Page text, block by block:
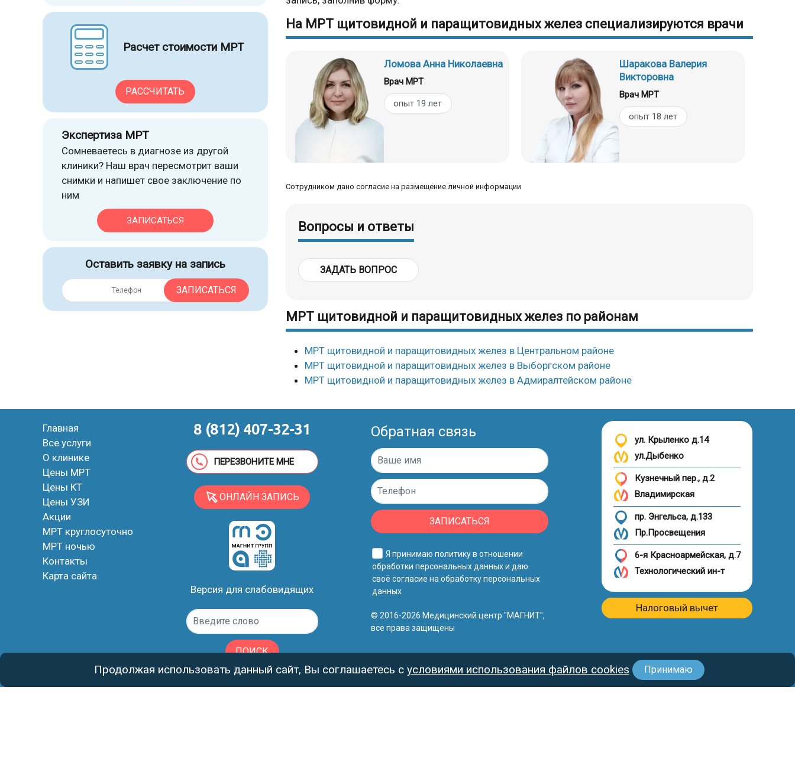
Расчет стоимости МРТ
РАССЧИТАТЬ
Экспертиза МРТ
Сомневаетесь в диагнозе из другой
клиники? Наш врач пересмотрит ваши
снимки и напишет свое заключение по
ним
ЗАПИСАТЬСЯ
Оставить заявку на запись
ЗАПИСАТЬСЯ
На МРТ щитовидной и паращитовидных желез специализируются врачи
Ломова Анна Николаевна
Врач МРТ
опыт 19 лет
Шаракова Валерия
Викторовна
Врач МРТ
опыт 18 лет
Сотрудником дано согласие на размещение личной информации
Вопросы и ответы
ЗАДАТЬ ВОПРОС
МРТ щитовидной и паращитовидных желез по районам
МРТ щитовидной и паращитовидных желез в Центральном районе
МРТ щитовидной и паращитовидных желез в Выборгском районе
МРТ щитовидной и паращитовидных желез в Адмиралтейском районе
Продолжая использовать данный сайт, Вы соглашаетесь с условиями использования файлов cookies Принимаю
Главная
Все услуги
О клинике
Цены МРТ
Цены КТ
Цены УЗИ
Акции
МРТ круглосуточно
МРТ ночью
Контакты
Карта сайта
8 (812) 407-32-31
ПЕРЕЗВОНИТЕ МНЕ
ОНЛАЙН ЗАПИСЬ
Версия для слабовидящих
ПОИСК
Обратная связь
ЗАПИСАТЬСЯ
Я принимаюполитику в отношении
обработки персональных данныхи даю
своёсогласие на обработку персональных
данных
© 2016-2026 Медицинский центр "МАГНИТ",
все права защищены
ул. Крыленко д.14
ул.Дыбенко
Кузнечный пер., д.2
Владимирская
пр. Энгельса, д.133
Пр.Просвещения
6-я Красноармейская, д.7
Технологический ин-т
Налоговый вычет